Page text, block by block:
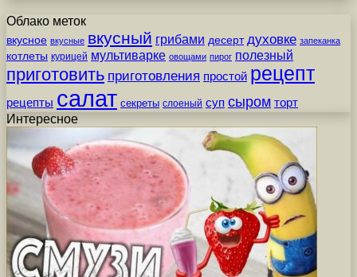
Облако меток
вкусное вкусные вкусный грибами десерт духовке запеканка
котлеты курицей мультиварке овощами пирог полезный
приготовить приготовления простой рецепт
рецепты салат секреты слоеный суп сыром торт
Интересное